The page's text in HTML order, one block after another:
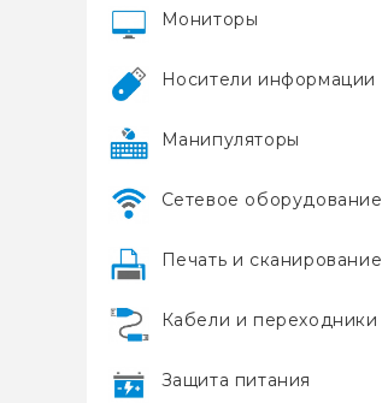
Мониторы
Носители информации
Манипуляторы
Сетевое оборудование
Печать и сканирование
Кабели и переходники
Защита питания